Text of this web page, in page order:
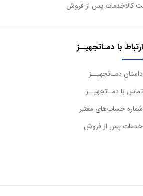
خدمات پس از فروش
ارتباط با دمـاتجهیــز
داستان دمـاتجهیــز
تماس با دمـاتجهیــز
شماره حساب‌های معتبر
خدمات پس از فروش